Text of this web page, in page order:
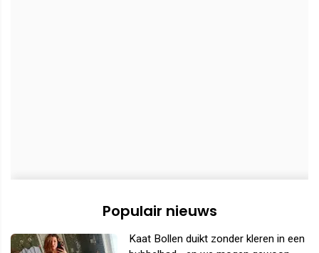
Populair nieuws
Kaat Bollen duikt zonder kleren in een